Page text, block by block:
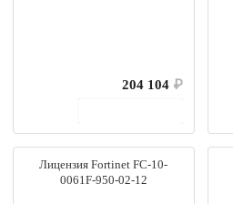
204 104 ₽
Лицензия Fortinet FC-10-
0061F-950-02-12